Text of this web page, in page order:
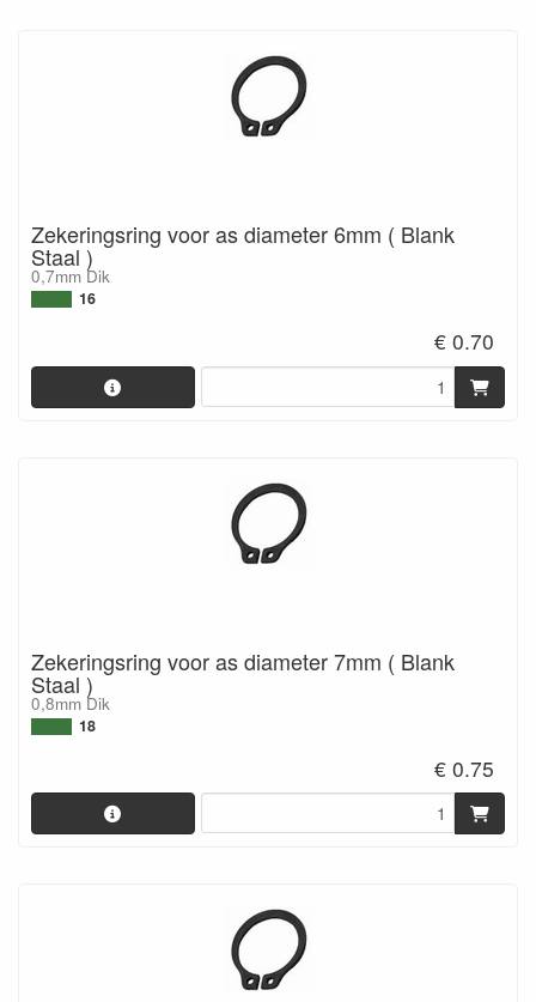
Zekeringsring voor as diameter 6mm ( Blank
Staal )
0,7mm Dik
16
€ 0.70
Zekeringsring voor as diameter 7mm ( Blank
Staal )
0,8mm Dik
18
€ 0.75